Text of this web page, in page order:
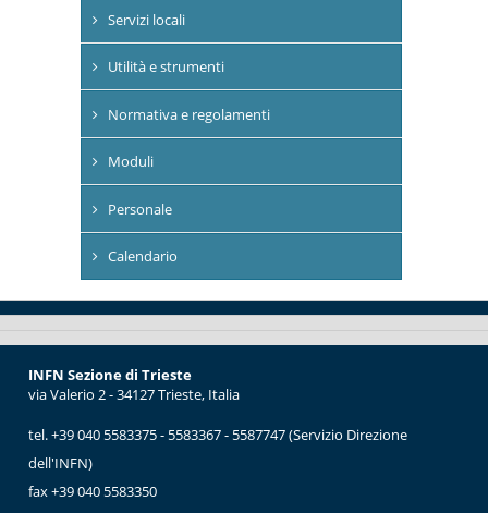
Servizi locali
Utilità e strumenti
Normativa e regolamenti
Moduli
Personale
Calendario
INFN Sezione di Trieste
via Valerio 2 - 34127 Trieste, Italia
tel. +39 040 5583375 - 5583367 - 5587747 (Servizio Direzione
dell'INFN)
fax +39 040 5583350